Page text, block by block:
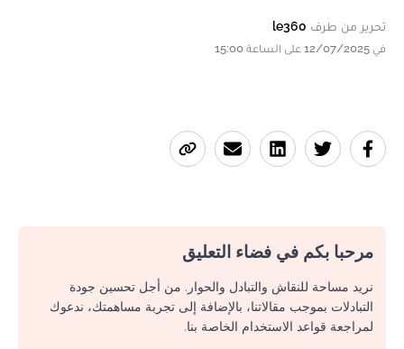
تحرير من طرف le360
في 12/07/2025 على الساعة 15:00
مرحبا بكم في فضاء التعليق
نريد مساحة للنقاش والتبادل والحوار. من أجل تحسين جودة
التبادلات بموجب مقالاتنا، بالإضافة إلى تجربة مساهمتك، ندعوك
لمراجعة قواعد الاستخدام الخاصة بنا.